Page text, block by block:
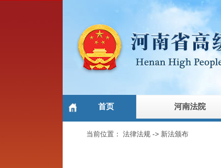
首页 河南法院
当前位置：法律法规 -> 新法颁布